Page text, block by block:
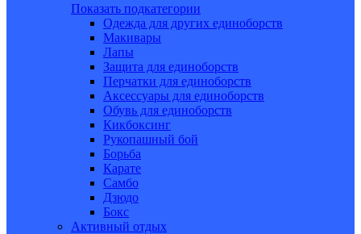
Показать подкатегории
Одежда для других единоборств
Макивары
Лапы
Защита для единоборств
Перчатки для единоборств
Аксессуары для единоборств
Обувь для единоборств
Кикбоксинг
Рукопашный бой
Борьба
Карате
Самбо
Дзюдо
Бокс
Активный отдых